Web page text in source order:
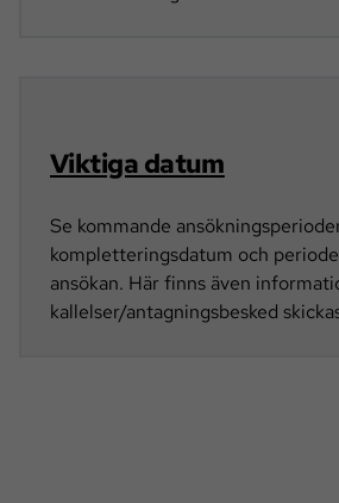
Viktiga datum
Se kommande
kompletteringsdatum och
ansökan. Här finns även
kallelser/antagningsbesked